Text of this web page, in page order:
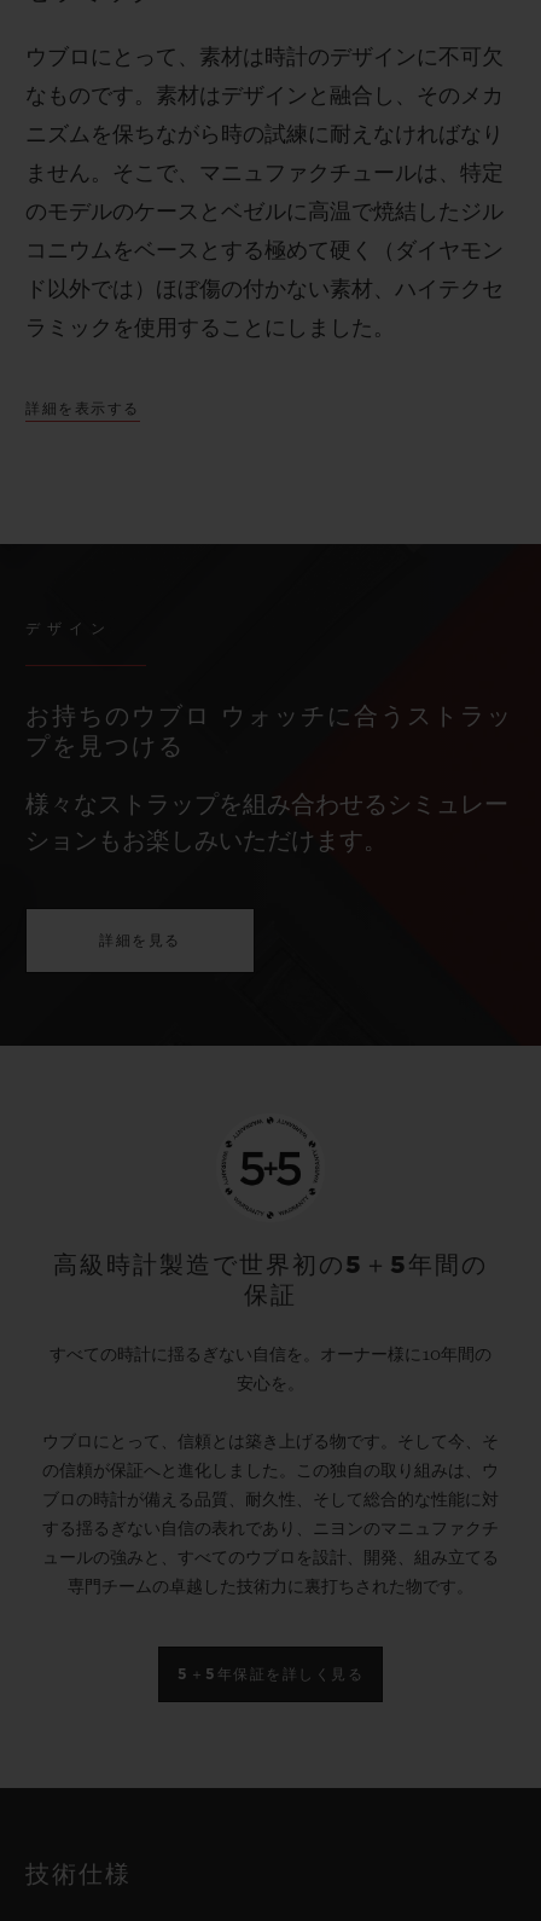
ウブロにとって、素材は時計のデザインに不可欠
なものです。素材はデザインと融合し、そのメカ
ニズムを保ちながら時の試練に耐えなければなり
ません。そこで、マニュファクチュールは、特定
のモデルのケースとベゼルに高温で焼結したジル
コニウムをベースとする極めて硬く（ダイヤモン
ド以外では）ほぼ傷の付かない素材、ハイテクセ
ラミックを使用することにしました。
詳細を表示する
デザイン
お持ちのウブロ ウォッチに合うストラッ
プを見つける
様々なストラップを組み合わせるシミュレー
ションもお楽しみいただけます。
詳細を見る
高級時計製造で世界初の5＋5年間の
保証
すべての時計に揺るぎない自信を。オーナー様に10年間の
安心を。
ウブロにとって、信頼とは築き上げる物です。そして今、そ
の信頼が保証へと進化しました。この独自の取り組みは、ウ
ブロの時計が備える品質、耐久性、そして総合的な性能に対
する揺るぎない自信の表れであり、ニヨンのマニュファクチ
ュールの強みと、すべてのウブロを設計、開発、組み立てる
専門チームの卓越した技術力に裏打ちされた物です。
5＋5年保証を詳しく見る
技術仕様